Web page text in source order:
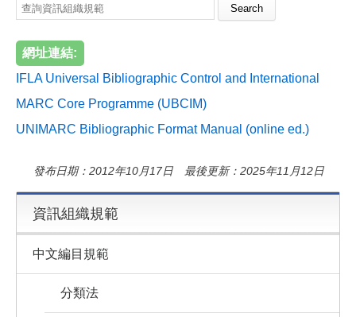
e
Search this site
網址連結:
IFLA Universal Bibliographic Control and International
MARC Core Programme (UBCIM)
UNIMARC Bibliographic Format Manual (online ed.)
發布日期：2012年10月17日 最後更新：2025年11月12日
資訊組織規範
中文編目規範
分類法